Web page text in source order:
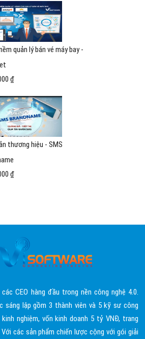
quản lý bán vé máy bay -
₫
thương hiệu - SMS
₫
CEO hàng đầu trong nền công nghệ 4.0.
sáng lập gồm 3 thành viên và 5 kỹ sư công
nghiệm, vốn kinh doanh 5 tỷ VNĐ, trang
các sản phẩm chiến lược cộng với gói giải